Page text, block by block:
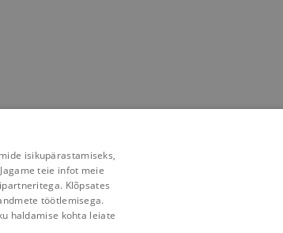
isikupärastamiseks,
teie infot meie
Klõpsates
töötlemisega.
haldamise kohta leiate